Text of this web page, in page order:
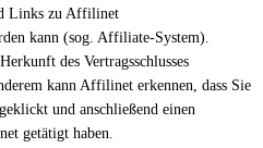
Links zu Affilinet
kann (sog. Affiliate-System).
des Vertragsschlusses
kann Affilinet erkennen, dass Sie
und anschließend einen
getätigt haben.